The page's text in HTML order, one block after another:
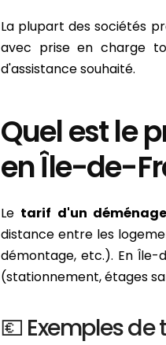
La plupart des sociétés
avec prise en charge
d'assistance souhaité.
Quel est le
en Île-de-
Le tarif d'un
distance entre les
démontage, etc.). En
(stationnement, étages
💶 Exemples